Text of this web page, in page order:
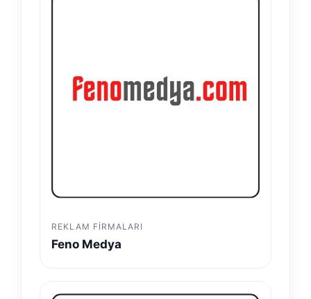
REKLAM FIRMALARI
Feno Medya